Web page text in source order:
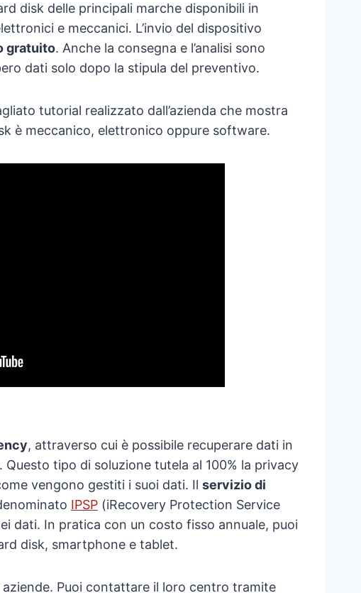
disk delle principali marche disponibili in
e meccanici. L’invio del dispositivo
gratuito. Anche la consegna e l’analisi sono
dati solo dopo la stipula del preventivo.
tutorial realizzato dall’azienda che mostra
è meccanico, elettronico oppure software.
, attraverso cui è possibile recuperare dati in
tipo di soluzione tutela al 100% la privacy
vengono gestiti i suoi dati. Il servizio di
IPSP(iRecovery Protection Service
dati. In pratica con un costo fisso annuale, puoi
disk, smartphone e tablet.
Puoi contattare il loro centro tramite